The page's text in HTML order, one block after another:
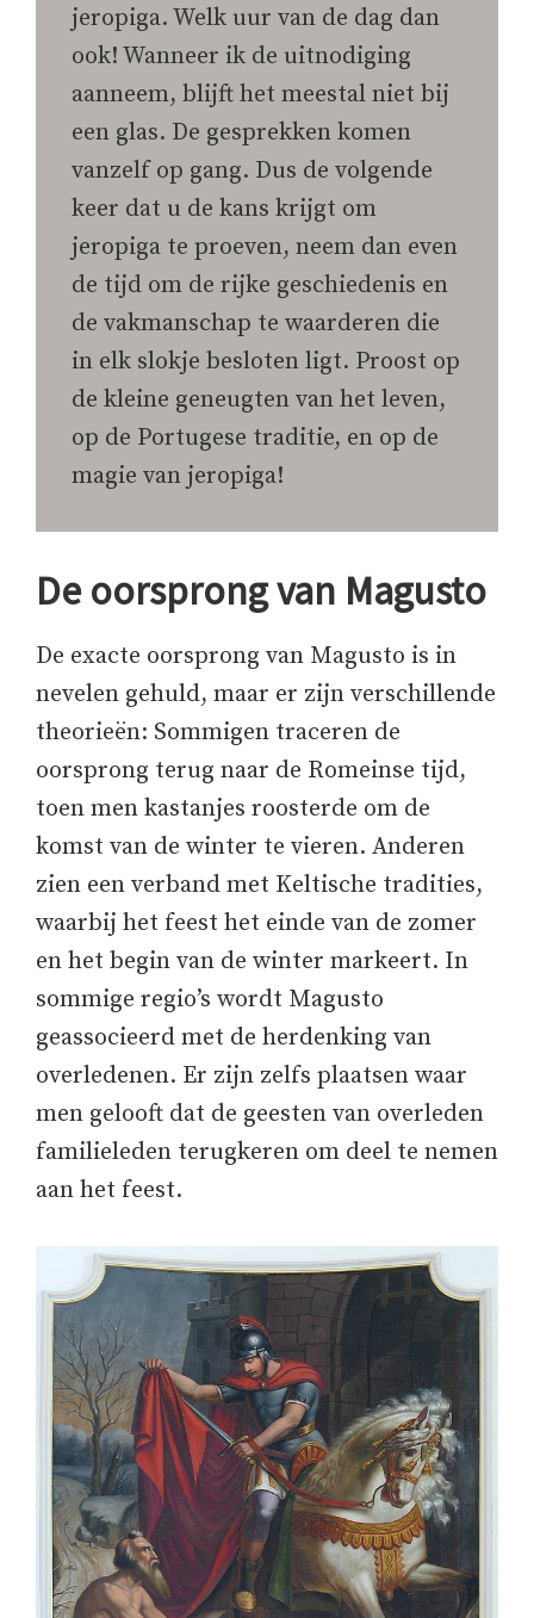
jeropiga. Welk uur van de dag dan
ook! Wanneer ik de uitnodiging
aanneem, blijft het meestal niet bij
een glas. De gesprekken komen
vanzelf op gang. Dus de volgende
keer dat u de kans krijgt om
jeropiga te proeven, neem dan even
de tijd om de rijke geschiedenis en
de vakmanschap te waarderen die
in elk slokje besloten ligt. Proost op
de kleine geneugten van het leven,
op de Portugese traditie, en op de
magie van jeropiga!
De oorsprong van Magusto
De exacte oorsprong van Magusto is in
nevelen gehuld, maar er zijn verschillende
theorieën: Sommigen traceren de
oorsprong terug naar de Romeinse tijd,
toen men kastanjes roosterde om de
komst van de winter te vieren. Anderen
zien een verband met Keltische tradities,
waarbij het feest het einde van de zomer
en het begin van de winter markeert. In
sommige regio’s wordt Magusto
geassocieerd met de herdenking van
overledenen. Er zijn zelfs plaatsen waar
men gelooft dat de geesten van overleden
familieleden terugkeren om deel te nemen
aan het feest.